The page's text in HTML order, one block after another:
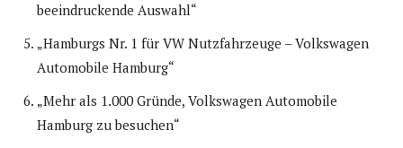
beeindruckende Auswahl“
„Hamburgs Nr. 1 für VW Nutzfahrzeuge – Volkswagen
Automobile Hamburg“
„Mehr als 1.000 Gründe, Volkswagen Automobile
Hamburg zu besuchen“